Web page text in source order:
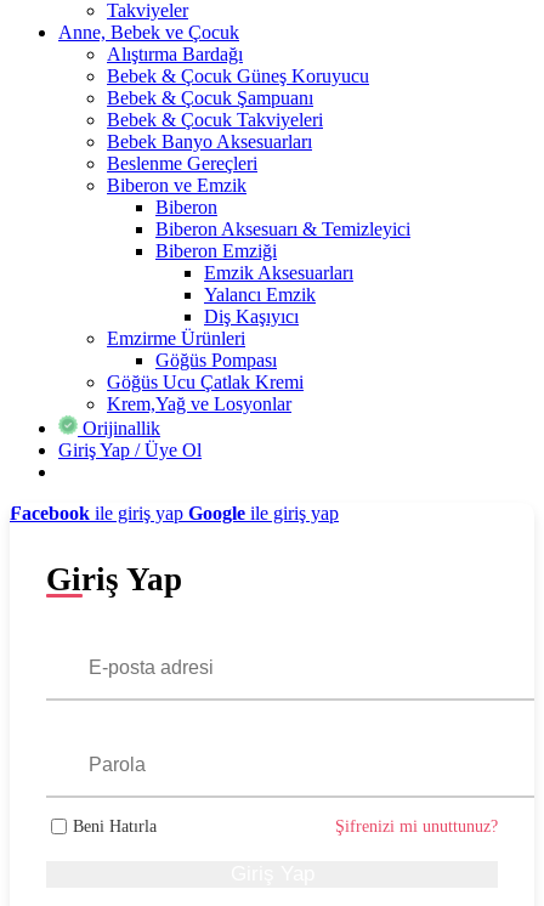
Takviyeler
Anne, Bebek ve Çocuk
Alıştırma Bardağı
Bebek & Çocuk Güneş Koruyucu
Bebek & Çocuk Şampuanı
Bebek & Çocuk Takviyeleri
Bebek Banyo Aksesuarları
Beslenme Gereçleri
Biberon ve Emzik
Biberon
Biberon Aksesuarı & Temizleyici
Biberon Emziği
Emzik Aksesuarları
Yalancı Emzik
Diş Kaşıyıcı
Emzirme Ürünleri
Göğüs Pompası
Göğüs Ucu Çatlak Kremi
Krem,Yağ ve Losyonlar
Orijinallik
Giriş Yap / Üye Ol
Facebook ile giriş yap Google ile giriş yap
Giriş Yap
Beni Hatırla Şifrenizi mi unuttunuz?